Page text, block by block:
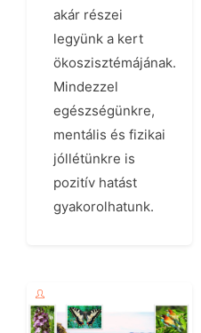
akár részei
legyünk a kert
ökoszisztémájának.
Mindezzel
egészségünkre,
mentális és fizikai
jóllétünkre is
pozitív hatást
gyakorolhatunk.